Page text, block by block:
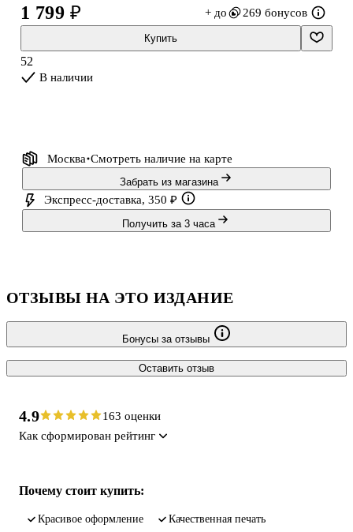
страх, чужая воля и сила, которая приходит из старого мира в
благополучную Англию. «Дракула» — один из ключевых
романов о вампирах и вторжении неизвестного в привычную
жизнь.
1 799 ₽ + до 269 бонусов
Купить
52
В наличии
Москва Смотреть наличие на карте
Забрать из магазина
Экспресс-доставка, 350 ₽
Получить за 3 часа
ОТЗЫВЫ НА ЭТО ИЗДАНИЕ
Бонусы за отзывы
Оставить отзыв
4.9
163 оценки
Как сформирован рейтинг
Почему стоит купить:
Красивое оформление
Качественная печать